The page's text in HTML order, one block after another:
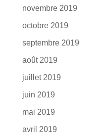
novembre 2019
octobre 2019
septembre 2019
août 2019
juillet 2019
juin 2019
mai 2019
avril 2019